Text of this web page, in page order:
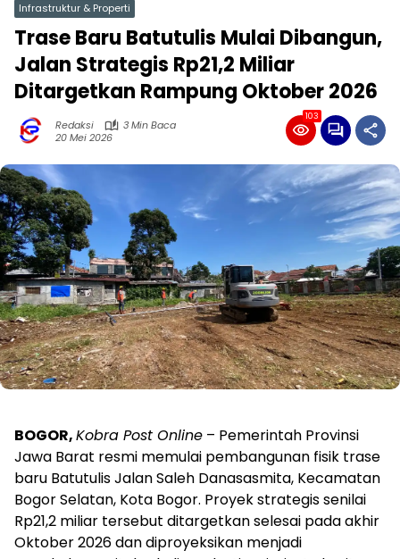
Infrastruktur & Properti
Trase Baru Batutulis Mulai Dibangun,
Jalan Strategis Rp21,2 Miliar
Ditargetkan Rampung Oktober 2026
Redaksi
3 Min Baca
20 Mei 2026
103
BOGOR,Kobra Post Online – Pemerintah Provinsi
Jawa Barat resmi memulai pembangunan fisik trase
baru Batutulis Jalan Saleh Danasasmita, Kecamatan
Bogor Selatan, Kota Bogor. Proyek strategis senilai
Rp21,2 miliar tersebut ditargetkan selesai pada akhir
Oktober 2026 dan diproyeksikan menjadi